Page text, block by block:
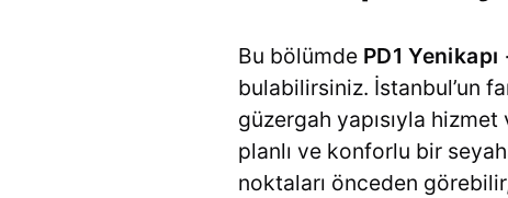
Bu bölümde PD1 Yenikapı
bulabilirsiniz. İstanbul’un
güzergah yapısıyla
planlı ve konforlu bir
noktaları önceden